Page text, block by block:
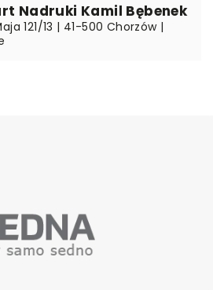
Nadruki Kamil Bębenek
121/13 | 41-500 Chorzów |